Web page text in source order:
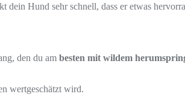
dein Hund sehr schnell, dass er etwas
den du am besten mit wildem
wertgeschätzt wird.